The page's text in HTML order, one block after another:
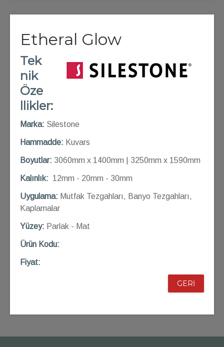
Etheral Glow
Tek
nik
Öze
llikler:
Marka: Silestone
Hammadde: Kuvars
Boyutlar: 3060mm x 1400mm | 3250mm x 1590mm
Kalınlık: 12mm - 20mm - 30mm
Uygulama: Mutfak Tezgahları, Banyo Tezgahları,
Kaplamalar
Yüzey: Parlak - Mat
Ürün Kodu:
Fiyat:
GERİ